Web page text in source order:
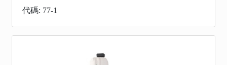
代碼: 77-1